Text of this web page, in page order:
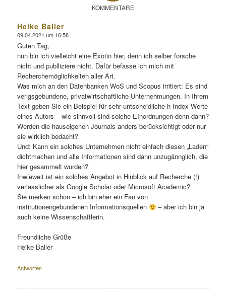
KOMMENTARE
Heike Baller
sagte:
09.04.2021 um 16:58
Guten Tag,
nun bin ich vielleicht eine Exotin hier, denn ich selber forsche
nicht und publliziere nicht. Dafür befasse ich mich mit
Recherchemöglichkeiten aller Art.
Was mich an den Datenbanken WoS und Scopus irritiert: Es sind
verlgsgebundene, privatwirtschaftliche Unternehmungen. In Ihrem
Text geben Sie ein Beispiel für sehr untscheidliche h-Index-Werte
eines Autors – wie sinnvoll sind solche EInordnungen denn dann?
Werden die hauseigenen Journals anders berücksichtigt oder nur
sie wirklich bedacht?
Und: Kann ein solches Unternehmen nicht einfach diesen „Laden“
dichtmachen und alle Informationen sind dann unzugännglich, die
hier gesammelt wurden?
Inwieweit ist ein solches Angebot in Hinblick auf Recherche (!)
verlässlicher als Google Scholar oder Microsoft Academic?
Sie merken schon – ich bin eher ein Fan von
institutionengebundenen Informationsquellen
– aber ich bin ja
auch keine Wissenschaftlerin.
Freundliche Grüße
Heike Baller
Antworten